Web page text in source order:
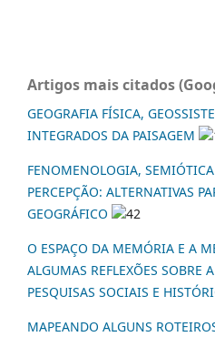
Artigos mais citados
GEOGRAFIA FÍSICA,
INTEGRADOS DA PAISAGEM
FENOMENOLOGIA,
PERCEPÇÃO: ALTERNATIVAS
GEOGRÁFICO
42
O ESPAÇO DA MEMÓRIA E A
ALGUMAS REFLEXÕES SOBRE
PESQUISAS SOCIAIS E
MAPEANDO ALGUNS